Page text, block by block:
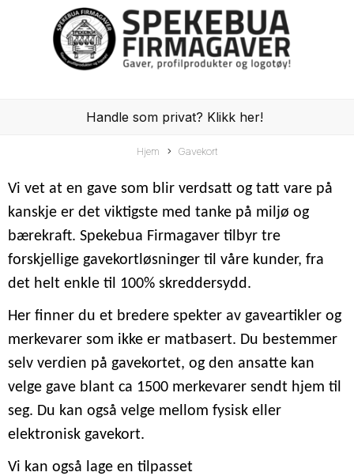
Handle som privat? Klikk her!
Hjem Gavekort
Vi vet at en gave som blir verdsatt og tatt vare på
kanskje er det viktigste med tanke på miljø og
bærekraft. Spekebua Firmagaver tilbyr tre
forskjellige gavekortløsninger til våre kunder, fra
det helt enkle til 100% skreddersydd.
Her finner du et bredere spekter av gaveartikler og
merkevarer som ikke er matbasert. Du bestemmer
selv verdien på gavekortet, og den ansatte kan
velge gave blant ca 1500 merkevarer sendt hjem til
seg. Du kan også velge mellom fysisk eller
elektronisk gavekort.
Vi kan også lage en tilpasset